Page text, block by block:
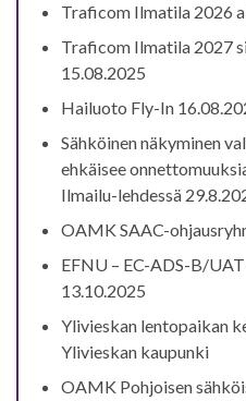
Traficom Ilmatila 2026
Traficom Ilmatila 2027
15.08.2025
Hailuoto Fly-In
Sähköinen näkyminen
ehkäisee
Ilmailu-lehdessä
OAMK SAAC-
EFNU – EC-ADS-B/
13.10.2025
Ylivieskan lentopaikan
Ylivieskan kaupunki
OAMK Pohjoisen